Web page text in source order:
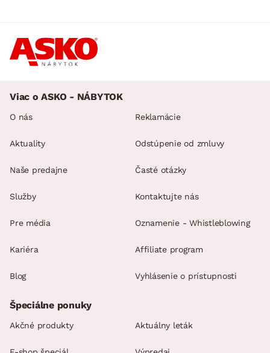
Viac o ASKO - NÁBYTOK
O nás
Aktuality
Naše predajne
Služby
Pre média
Kariéra
Blog
Reklamácie
Odstúpenie od zmluvy
Časté otázky
Kontaktujte nás
Oznamenie - Whistleblowing
Affiliate program
Vyhlásenie o prístupnosti
Špeciálne ponuky
Akčné produkty Aktuálny leták